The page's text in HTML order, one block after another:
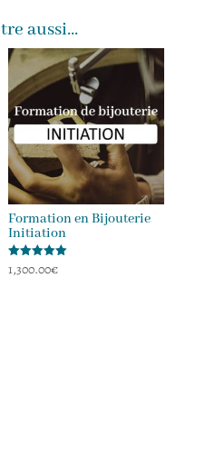
aussi…
Formation en Bijouterie
Initiation
Note
5.00
1,300.00€